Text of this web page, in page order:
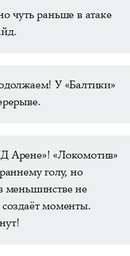
чуть раньше в атаке
У «Балтики»
Арене»! «Локомотив»
голу, но
меньшинстве не
моменты.